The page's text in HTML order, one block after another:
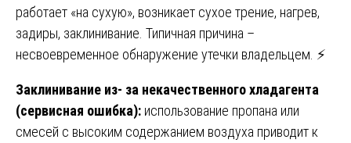
работает «на сухую», возникает сухое трение, нагрев,
задиры, заклинивание. Типичная причина –
несвоевременное обнаружение утечки владельцем. ⚡
Заклинивание из- за некачественного хладагента
(сервисная ошибка): использование пропана или
смесей с высоким содержанием воздуха приводит к